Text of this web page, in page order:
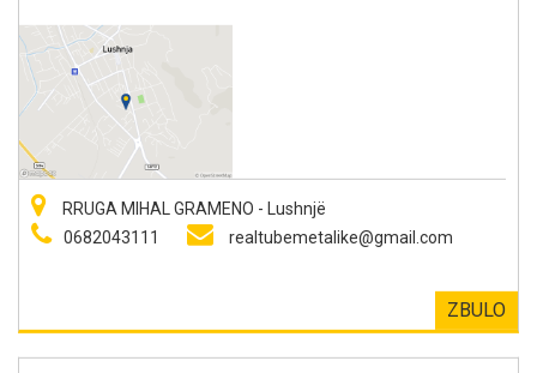
RRUGA MIHAL GRAMENO - Lushnjë
0682043111
realtubemetalike@gmail.com
ZBULO